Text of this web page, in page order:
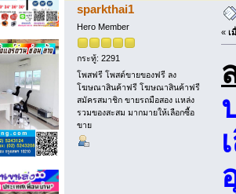
sparkthai1
Hero Member
กระทู้: 2291
โพสฟรี โพสต์ขายของฟรี ลง
โฆษณาสินค้าฟรี โฆษณาสินค้าฟรี
สมัครสมาชิก ขายรถมือสอง แหล่ง
รวมของสะสม มากมายให้เลือกซื้อ
ขาย
« เ